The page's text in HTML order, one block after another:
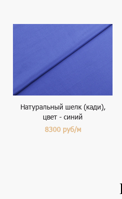
Натуральный шелк (кади),
цвет - синий
8300 руб/м